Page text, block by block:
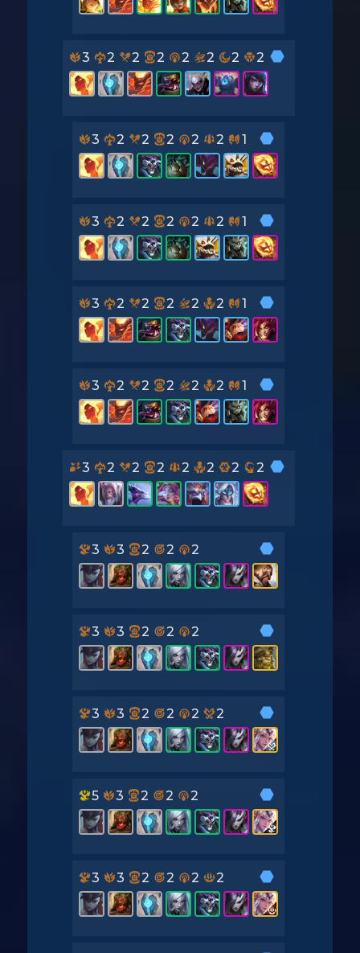
3 2 2 2 2 2 2 2
3 2 2 2 2 2 1
3 2 2 2 2 2 1
3 2 2 2 2 2 1
3 2 2 2 2 2 1
3 2 2 2 2 2 2 2
3 3 2 2 2
3 3 2 2 2
3 3 2 2 2 2
5 3 2 2 2
3 3 2 2 2 2